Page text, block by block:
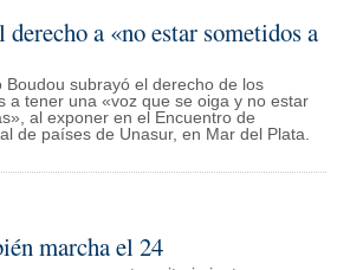
a «no estar sometidos a
Boudou subrayó el derecho de los
a tener una «voz que se oiga y no estar
al exponer en el Encuentro de
de países de Unasur, en Mar del Plata.
marcha el 24